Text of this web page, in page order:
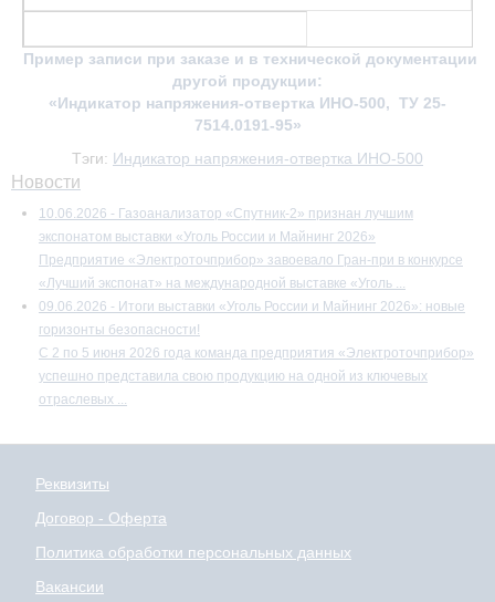
Пример записи при заказе и в технической документации
другой продукции:
«Индикатор напряжения-отвертка ИНО-500, ТУ 25-
7514.0191-95»
Тэги: Индикатор напряжения-отвертка ИНО-500
Новости
10.06.2026 - Газоанализатор «Спутник-2» признан лучшим
экспонатом выставки «Уголь России и Майнинг 2026»
Предприятие «Электроточприбор» завоевало Гран-при в конкурсе
«Лучший экспонат» на международной выставке «Уголь ...
09.06.2026 - Итоги выставки «Уголь России и Майнинг 2026»: новые
горизонты безопасности!
С 2 по 5 июня 2026 года команда предприятия «Электроточприбор»
успешно представила свою продукцию на одной из ключевых
отраслевых ...
Реквизиты
Договор - Оферта
Политика обработки персональных данных
Вакансии